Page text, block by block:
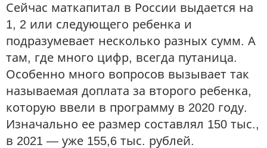
Сейчас маткапитал в России выдается на
1, 2 или следующего ребенка и
подразумевает несколько разных сумм. А
там, где много цифр, всегда путаница.
Особенно много вопросов вызывает так
называемая доплата за второго ребенка,
которую ввели в программу в 2020 году.
Изначально ее размер составлял 150 тыс.,
в 2021 — уже 155,6 тыс. рублей.